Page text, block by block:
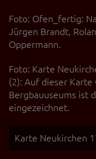
Foto: Ofen_fertig:
Jürgen Brandt,
Oppermann.
Foto: Karte
(2): Auf dieser Karte
Bergbauuseums ist
eingezeichnet.
Karte Neukirchen